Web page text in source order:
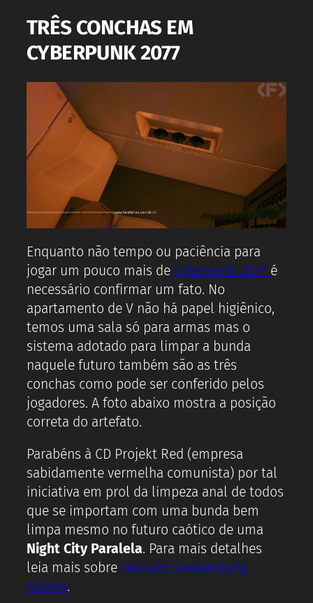
TRÊS CONCHAS EM
CYBERPUNK 2077
Enquanto não tempo ou paciência para
jogar um pouco mais de Cyberpunk 2077 é
necessário confirmar um fato. No
apartamento de V não há papel higiênico,
temos uma sala só para armas mas o
sistema adotado para limpar a bunda
naquele futuro também são as três
conchas como pode ser conferido pelos
jogadores. A foto abaixo mostra a posição
correta do artefato.
Parabéns à CD Projekt Red (empresa
sabidamente vermelha comunista) por tal
iniciativa em prol da limpeza anal de todos
que se importam com uma bunda bem
limpa mesmo no futuro caótico de uma
Night City Paralela. Para mais detalhes
leia mais sobre Leonard Swedenborg
Riviera.